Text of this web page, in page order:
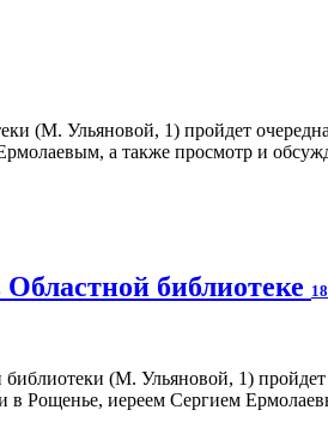
(М. Ульяновой, 1) пройдет
а также просмотр и
библиотеке
(М. Ульяновой, 1)
в Рощенье, иереем Сергием